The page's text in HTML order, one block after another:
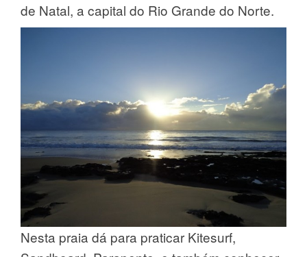
de Natal, a capital do Rio Grande do Norte.
Nesta praia dá para praticar Kitesurf,